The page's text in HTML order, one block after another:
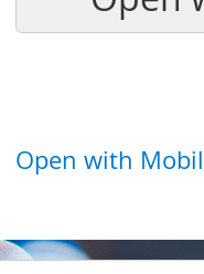
Open with